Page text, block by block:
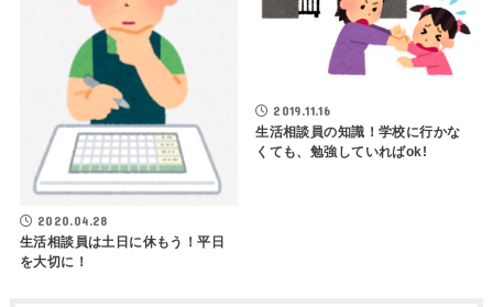
2020.04.28
生活相談員は土日に休もう！平日
を大切に！
2019.11.16
生活相談員の知識！学校に行かな
くても、勉強していればok!